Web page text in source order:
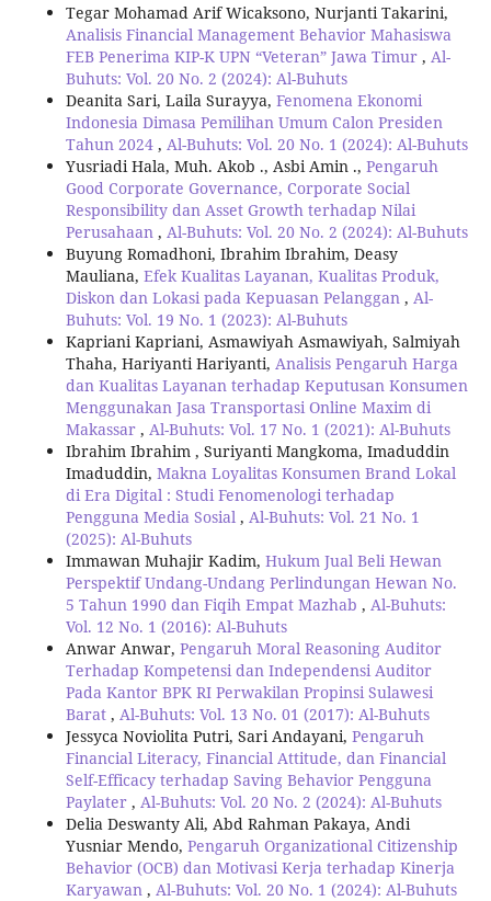
Tegar Mohamad Arif Wicaksono, Nurjanti Takarini,
Analisis Financial Management Behavior Mahasiswa
FEB Penerima KIP-K UPN “Veteran” Jawa Timur , Al-
Buhuts: Vol. 20 No. 2 (2024): Al-Buhuts
Deanita Sari, Laila Surayya, Fenomena Ekonomi
Indonesia Dimasa Pemilihan Umum Calon Presiden
Tahun 2024 , Al-Buhuts: Vol. 20 No. 1 (2024): Al-Buhuts
Yusriadi Hala, Muh. Akob ., Asbi Amin ., Pengaruh
Good Corporate Governance, Corporate Social
Responsibility dan Asset Growth terhadap Nilai
Perusahaan , Al-Buhuts: Vol. 20 No. 2 (2024): Al-Buhuts
Buyung Romadhoni, Ibrahim Ibrahim, Deasy
Mauliana, Efek Kualitas Layanan, Kualitas Produk,
Diskon dan Lokasi pada Kepuasan Pelanggan , Al-
Buhuts: Vol. 19 No. 1 (2023): Al-Buhuts
Kapriani Kapriani, Asmawiyah Asmawiyah, Salmiyah
Thaha, Hariyanti Hariyanti, Analisis Pengaruh Harga
dan Kualitas Layanan terhadap Keputusan Konsumen
Menggunakan Jasa Transportasi Online Maxim di
Makassar , Al-Buhuts: Vol. 17 No. 1 (2021): Al-Buhuts
Ibrahim Ibrahim , Suriyanti Mangkoma, Imaduddin
Imaduddin, Makna Loyalitas Konsumen Brand Lokal
di Era Digital : Studi Fenomenologi terhadap
Pengguna Media Sosial , Al-Buhuts: Vol. 21 No. 1
(2025): Al-Buhuts
Immawan Muhajir Kadim, Hukum Jual Beli Hewan
Perspektif Undang-Undang Perlindungan Hewan No.
5 Tahun 1990 dan Fiqih Empat Mazhab , Al-Buhuts:
Vol. 12 No. 1 (2016): Al-Buhuts
Anwar Anwar, Pengaruh Moral Reasoning Auditor
Terhadap Kompetensi dan Independensi Auditor
Pada Kantor BPK RI Perwakilan Propinsi Sulawesi
Barat , Al-Buhuts: Vol. 13 No. 01 (2017): Al-Buhuts
Jessyca Noviolita Putri, Sari Andayani, Pengaruh
Financial Literacy, Financial Attitude, dan Financial
Self-Efficacy terhadap Saving Behavior Pengguna
Paylater , Al-Buhuts: Vol. 20 No. 2 (2024): Al-Buhuts
Delia Deswanty Ali, Abd Rahman Pakaya, Andi
Yusniar Mendo, Pengaruh Organizational Citizenship
Behavior (OCB) dan Motivasi Kerja terhadap Kinerja
Karyawan , Al-Buhuts: Vol. 20 No. 1 (2024): Al-Buhuts